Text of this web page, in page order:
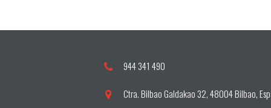
944 341 490
Ctra. Bilbao Galdakao 32, 48004 Bilbao,